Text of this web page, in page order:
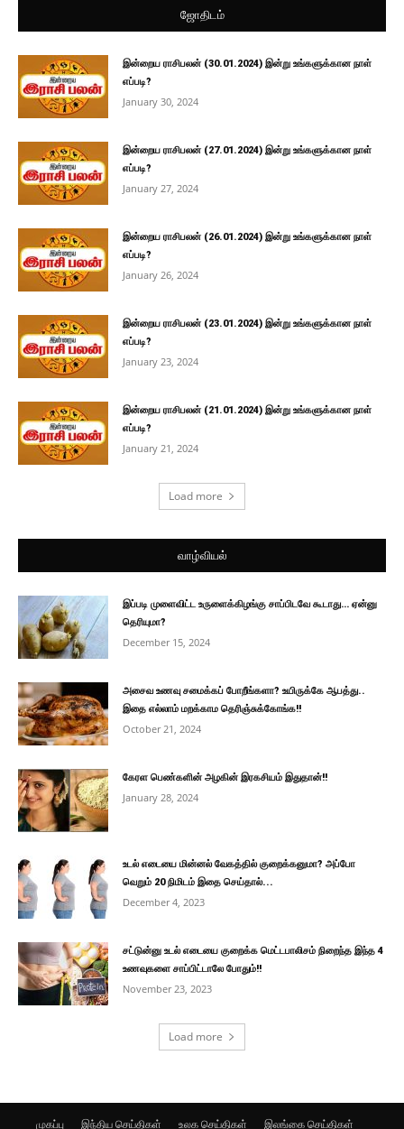
ஜோதிடம்
இன்றைய ராசிபலன் (30.01.2024) இன்று உங்களுக்கான நாள்
எப்படி?
January 30, 2024
இன்றைய ராசிபலன் (27.01.2024) இன்று உங்களுக்கான நாள்
எப்படி?
January 27, 2024
இன்றைய ராசிபலன் (26.01.2024) இன்று உங்களுக்கான நாள்
எப்படி?
January 26, 2024
இன்றைய ராசிபலன் (23.01.2024) இன்று உங்களுக்கான நாள்
எப்படி?
January 23, 2024
இன்றைய ராசிபலன் (21.01.2024) இன்று உங்களுக்கான நாள்
எப்படி?
January 21, 2024
Load more
வாழ்வியல்
இப்படி முளைவிட்ட உருளைக்கிழங்கு சாப்பிடவே கூடாது… ஏன்னு
தெரியுமா?
December 15, 2024
அசைவ உணவு சமைக்கப் போறீங்களா? உயிருக்கே ஆபத்து..
இதை எல்லாம் மறக்காம தெரிஞ்சுக்கோங்க!!
October 21, 2024
கேரள பெண்களின் அழகின் இரகசியம் இதுதான்!!
January 28, 2024
உடல் எடையை மின்னல் வேகத்தில் குறைக்கனுமா? அப்போ
வெறும் 20 நிமிடம் இதை செய்தால்...
December 4, 2023
சட்டுன்னு உடல் எடையை குறைக்க மெட்டபாலிசம் நிறைந்த இந்த 4
உணவுகளை சாப்பிட்டாலே போதும்!!
November 23, 2023
Load more
முகப்பு இந்திய செய்திகள் உலக செய்திகள் இலங்கை செய்திகள்